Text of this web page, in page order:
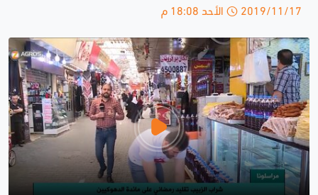
2019/11/17 الأحد 18:08 م